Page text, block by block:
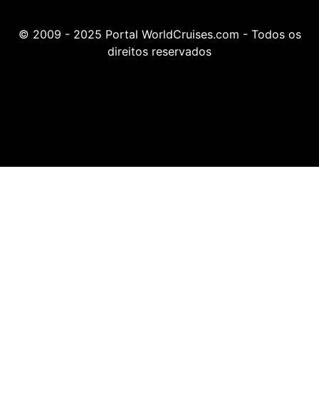
© 2009 - 2025 Portal WorldCruises.com - Todos os
direitos reservados